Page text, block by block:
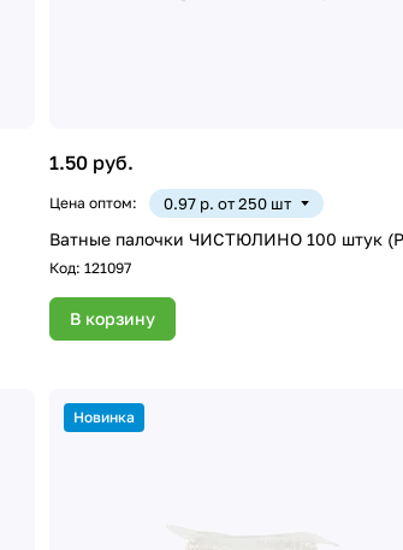
1.50 руб.
Цена оптом: 0.97 р. от 250 шт
Ватные палочки ЧИСТЮЛИНО 100 штук
Код: 121097
В корзину
Новинка